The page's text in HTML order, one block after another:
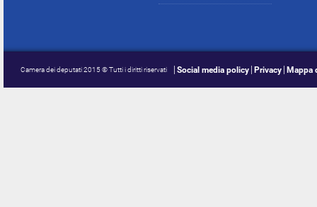
Camera dei deputati 2015 © Tutti i diritti riservati Social media policy Privacy Mappa